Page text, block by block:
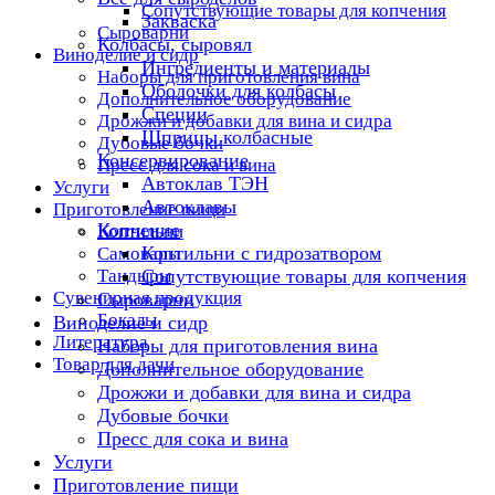
Сопутствующие товары для копчения
Сыроварни
Виноделие и сидр
Наборы для приготовления вина
Дополнительное оборудование
Дрожжи и добавки для вина и сидра
Дубовые бочки
Пресс для сока и вина
Услуги
Приготовление пищи
Коптильни
Самовары
Тандыры
Сувенирная продукция
Бокалы
Литература
Товар для дачи
Закваска
Колбасы, сыровял
Ингредиенты и материалы
Оболочки для колбасы
Специи
Шприцы колбасные
Консервирование
Автоклав ТЭН
Автоклавы
Копчение
Коптильни с гидрозатвором
Сопутствующие товары для копчения
Сыроварни
Виноделие и сидр
Наборы для приготовления вина
Дополнительное оборудование
Дрожжи и добавки для вина и сидра
Дубовые бочки
Пресс для сока и вина
Услуги
Приготовление пищи